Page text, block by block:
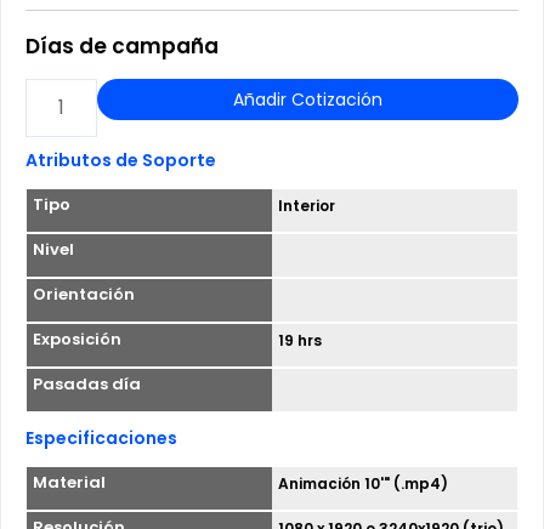
Días de campaña
PANEL
DIGITAL
-
L4
ESTACION
VICENTE
cantidad
Añadir Cotización
Atributos de Soporte
Tipo Interior
Nivel
Orientación
Exposición
19 hrs
Pasadas día
Especificaciones
Material Animación 10'" (.mp4)